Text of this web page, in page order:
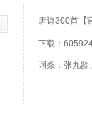
唐诗300首【
下载：
词条：张九龄